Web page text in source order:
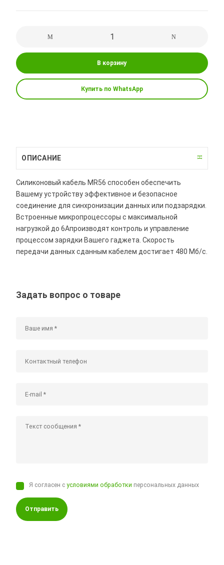
В корзину
Купить по WhatsApp
ОПИСАНИЕ
Силиконовый кабель MR56 способен обеспечить
Вашему устройству эффективное и безопасное
соединение для синхронизации данных или подзарядки.
Встроенные микропроцессоры с максимальной
нагрузкой до 6Апроизводят контроль и управление
процессом зарядки Вашего гаджета. Скорость
передачи данных сданным кабелем достигает 480 Мб/с.
Задать вопрос о товаре
Я согласен сусловиями обработки персональных данных
Отправить